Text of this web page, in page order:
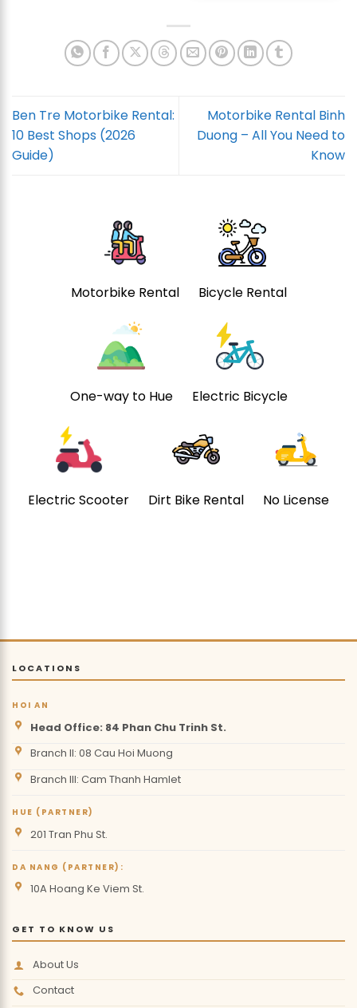
Ben Tre Motorbike Rental:
10 Best Shops (2026
Guide)
Motorbike Rental Binh
Duong – All You Need to
Know
Motorbike Rental Bicycle Rental
One-way to Hue Electric Bicycle
Electric Scooter Dirt Bike Rental No License
LOCATIONS
HOI AN
Head Office: 84 Phan Chu Trinh St.
Branch II: 08 Cau Hoi Muong
Branch III: Cam Thanh Hamlet
HUE (PARTNER)
201 Tran Phu St.
DA NANG (PARTNER):
10A Hoang Ke Viem St.
GET TO KNOW US
About Us
Contact